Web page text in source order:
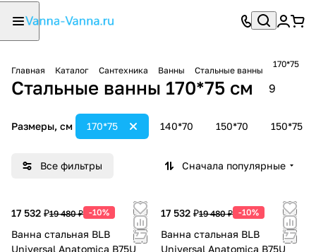
Главная Каталог Сантехника Ванны Стальные ванны
170*75
Стальные ванны 170*75 см 9
Размеры, см 140*70 150*70 150*75
170*75
Все фильтры Сначала популярные
17 532 ₽19 480 ₽ -10%
Ванна стальная BLB
Universal Anatomica B75U
17 532 ₽19 480 ₽ -10%
Ванна стальная BLB
Universal Anatomica B75U